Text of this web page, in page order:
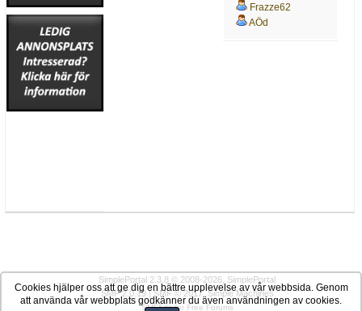
Frazze62
AÖd
SimplePortal 2.3.8 © 2008-2026, SimplePortal
SMF 2.0.19|SMF © 2017,Simple Machines
SMFAdsfor Free Forums
Cookies hjälper oss att ge dig en bättre upplevelse av vår webbsida. Genom
att använda vår webbplats godkänner du även användningen av cookies.